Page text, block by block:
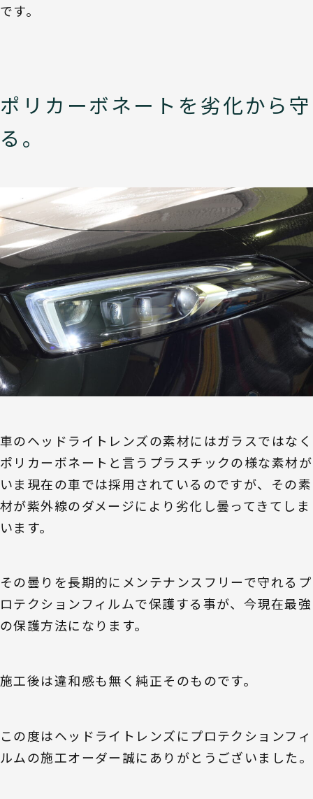
です。
ポリカーボネートを劣化から守
る。
車のヘッドライトレンズの素材にはガラスではなく
ポリカーボネートと言うプラスチックの様な素材が
いま現在の車では採用されているのですが、その素
材が紫外線のダメージにより劣化し曇ってきてしま
います。
その曇りを長期的にメンテナンスフリーで守れるプ
ロテクションフィルムで保護する事が、今現在最強
の保護方法になります。
施工後は違和感も無く純正そのものです。
この度はヘッドライトレンズにプロテクションフィ
ルムの施工オーダー誠にありがとうございました。